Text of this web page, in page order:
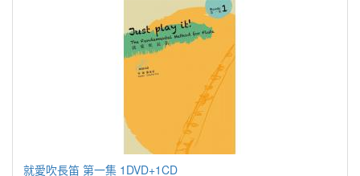
就愛吹長笛 第一集 1DVD+1CD